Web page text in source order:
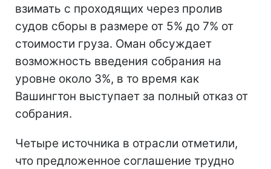
взимать с проходящих через пролив
судов сборы в размере от 5% до 7% от
стоимости груза. Оман обсуждает
возможность введения собрания на
уровне около 3%, в то время как
Вашингтон выступает за полный отказ от
собрания.
Четыре источника в отрасли отметили,
что предложенное соглашение трудно